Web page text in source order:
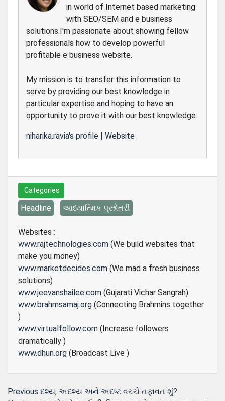
in world of Internet based marketing
with SEO/SEM and e business
solutions.I'm passionate about showing fellow
professionals how to develop powerful
profitable e business website.
My mission is to transfer this information to
serve by providing our best knowledge in
particular expertise and hoping to have an
opportunity to prove it with our best knowledge.
niharika.ravia's profile | Website
Categories
Headline આધ્યાત્મિક પ્રશ્નોતરી
Websites :
www.rajtechnologies.com (We build websites that
make you money)
www.marketdecides.com (We mad a fresh business
solutions)
www.jeevanshailee.com (Gujarati Vichar Sangrah)
www.brahmsamaj.org (Connecting Brahmins together
)
www.virtualfollow.com (Increase followers
dramatically )
www.dhun.org (Broadcast Live )
Post
Previous Previous
દશ્ય, અદશ્ય અને અદષ્ટ વચ્ચે તફાવત શું?